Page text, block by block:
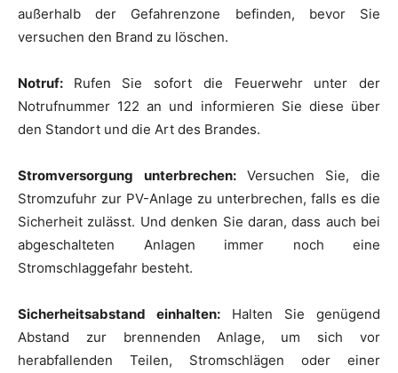
außerhalb der Gefahrenzone befinden, bevor Sie
versuchen den Brand zu löschen.
Notruf: Rufen Sie sofort die Feuerwehr unter der
Notrufnummer 122 an und informieren Sie diese über
den Standort und die Art des Brandes.
Stromversorgung unterbrechen: Versuchen Sie, die
Stromzufuhr zur PV-Anlage zu unterbrechen, falls es die
Sicherheit zulässt. Und denken Sie daran, dass auch bei
abgeschalteten Anlagen immer noch eine
Stromschlaggefahr besteht.
Sicherheitsabstand einhalten: Halten Sie genügend
Abstand zur brennenden Anlage, um sich vor
herabfallenden Teilen, Stromschlägen oder einer